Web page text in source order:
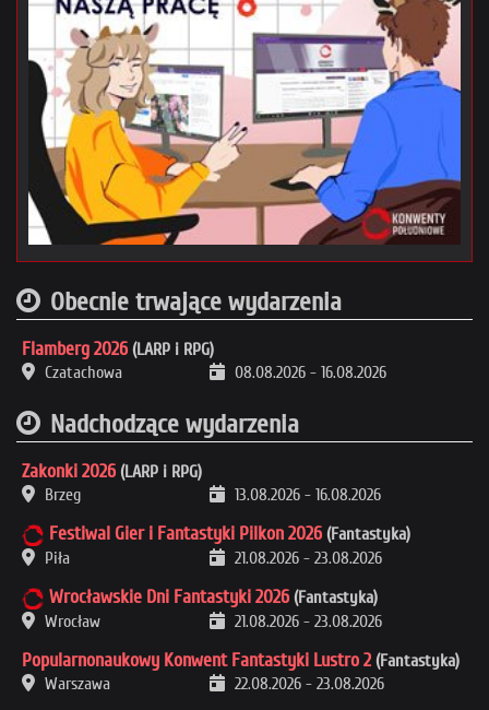
Obecnie trwające wydarzenia
Flamberg 2026 (LARP i RPG)
Czatachowa
08.08.2026 - 16.08.2026
Nadchodzące wydarzenia
Zakonki 2026 (LARP i RPG)
Brzeg
13.08.2026 - 16.08.2026
Festiwal Gier i Fantastyki Pilkon 2026 (Fantastyka)
Piła
21.08.2026 - 23.08.2026
Wrocławskie Dni Fantastyki 2026 (Fantastyka)
Wrocław
21.08.2026 - 23.08.2026
Popularnonaukowy Konwent Fantastyki Lustro 2 (Fantastyka)
Warszawa
22.08.2026 - 23.08.2026